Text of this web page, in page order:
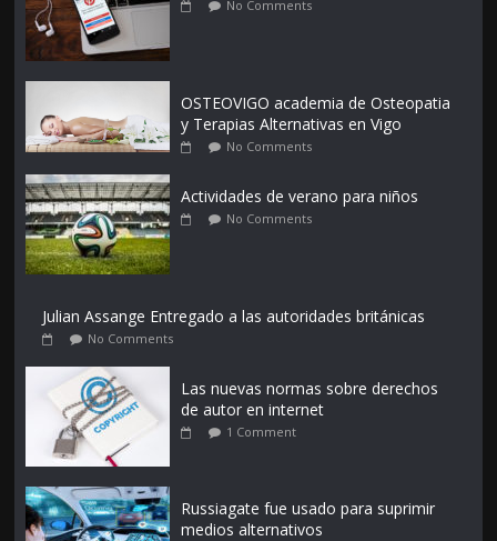
No Comments
OSTEOVIGO academia de Osteopatia
y Terapias Alternativas en Vigo
No Comments
Actividades de verano para niños
No Comments
Julian Assange Entregado a las autoridades británicas
No Comments
Las nuevas normas sobre derechos
de autor en internet
1 Comment
Russiagate fue usado para suprimir
medios alternativos